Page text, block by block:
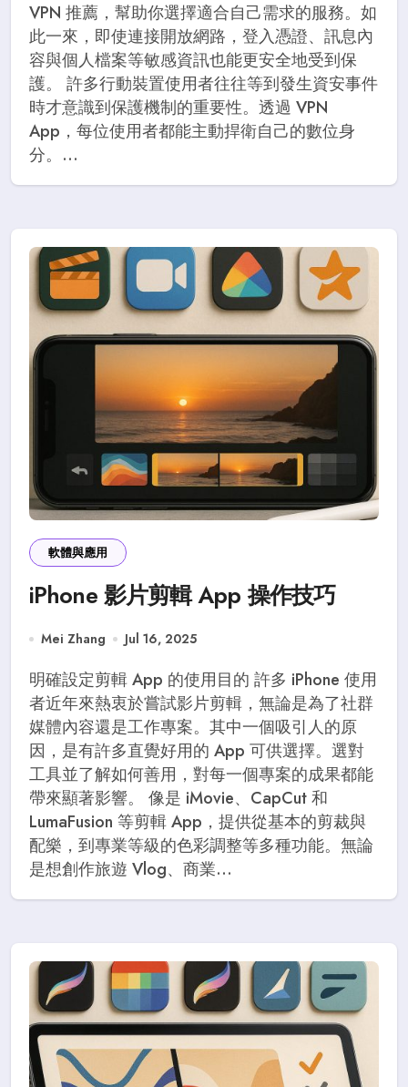
VPN 推薦，幫助你選擇適合自己需求的服務。如
此一來，即使連接開放網路，登入憑證、訊息內
容與個人檔案等敏感資訊也能更安全地受到保
護。 許多行動裝置使用者往往等到發生資安事件
時才意識到保護機制的重要性。透過 VPN
App，每位使用者都能主動捍衛自己的數位身
分。...
軟體與應用
iPhone 影片剪輯 App 操作技巧
Mei Zhang Jul 16, 2025
明確設定剪輯 App 的使用目的 許多 iPhone 使用
者近年來熱衷於嘗試影片剪輯，無論是為了社群
媒體內容還是工作專案。其中一個吸引人的原
因，是有許多直覺好用的 App 可供選擇。選對
工具並了解如何善用，對每一個專案的成果都能
帶來顯著影響。 像是 iMovie、CapCut 和
LumaFusion 等剪輯 App，提供從基本的剪裁與
配樂，到專業等級的色彩調整等多種功能。無論
是想創作旅遊 Vlog、商業...